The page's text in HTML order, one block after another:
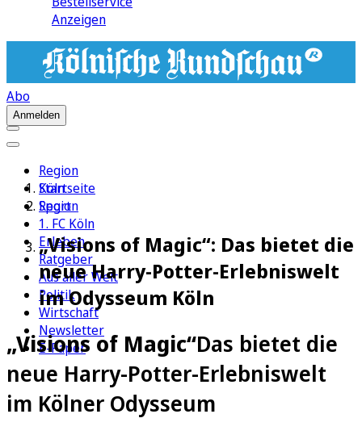
Anzeigen
Abo
Anmelden
Region
Köln
Sport
1. FC Köln
Erleben
Ratgeber
Aus aller Welt
Politik
Wirtschaft
Newsletter
E-Paper
Startseite
Region
„Visions of Magic“: Das bietet die
neue Harry-Potter-Erlebniswelt
im Odysseum Köln
„Visions of Magic“Das bietet die
neue Harry-Potter-Erlebniswelt
im Kölner Odysseum